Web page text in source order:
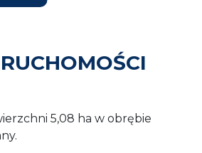
5,08 ha w obrębie